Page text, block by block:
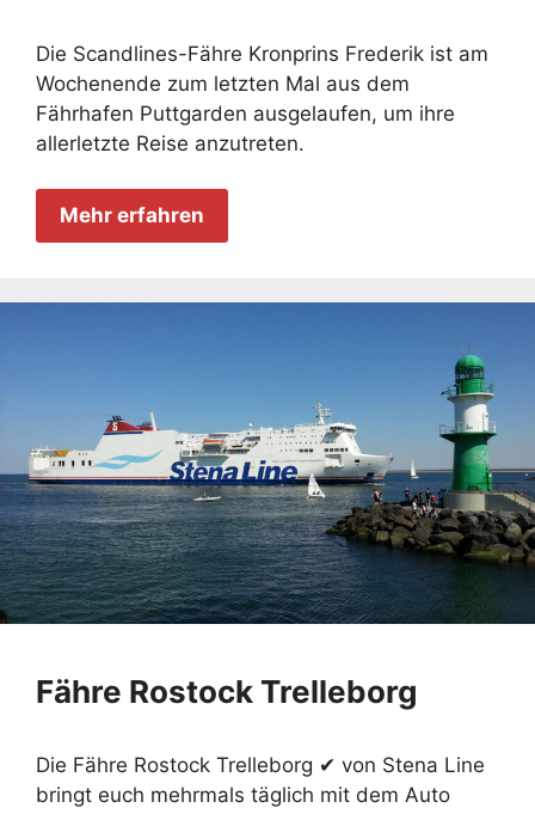
Die Scandlines-Fähre Kronprins Frederik ist am
Wochenende zum letzten Mal aus dem
Fährhafen Puttgarden ausgelaufen, um ihre
allerletzte Reise anzutreten.
Mehr erfahren
Fähre Rostock Trelleborg
Die Fähre Rostock Trelleborg ✔ von Stena Line
bringt euch mehrmals täglich mit dem Auto